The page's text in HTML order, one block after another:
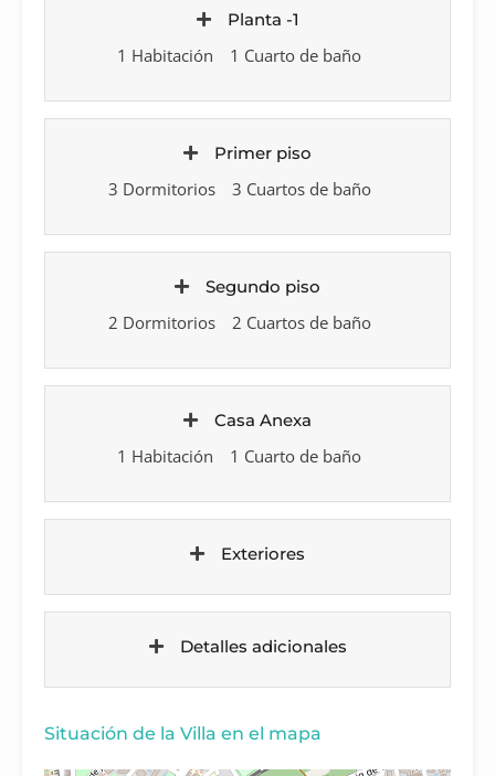
Planta -1
1 Habitación 1 Cuarto de baño
Primer piso
3 Dormitorios 3 Cuartos de baño
Segundo piso
2 Dormitorios 2 Cuartos de baño
Casa Anexa
1 Habitación 1 Cuarto de baño
Exteriores
Detalles adicionales
Situación de la Villa en el mapa